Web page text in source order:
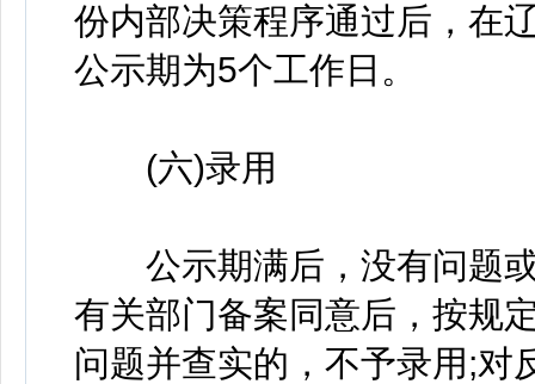
份内部决策程序通过后，在
公示期为5个工作日。
(六)录用
公示期满后，没有问题或
有关部门备案同意后，按规
问题并查实的，不予录用;对